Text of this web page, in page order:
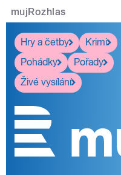
mujRozhlas
Hry a četby
Krimi
Pohádky
Pořady
Živé vysílání